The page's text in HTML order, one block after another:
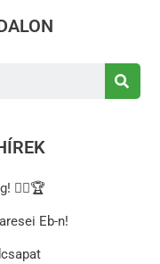
🏊‍♂️🏆
Eb-n!